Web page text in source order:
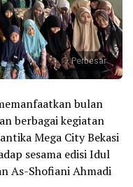
Perbesar
bulan
berbagai kegiatan
Mega City Bekasi
sesama edisi Idul
As-Shofiani Ahmadi